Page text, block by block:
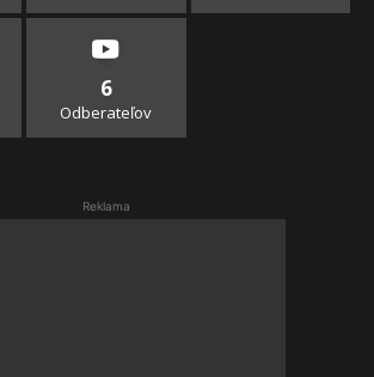
6
Odberateľov
Reklama